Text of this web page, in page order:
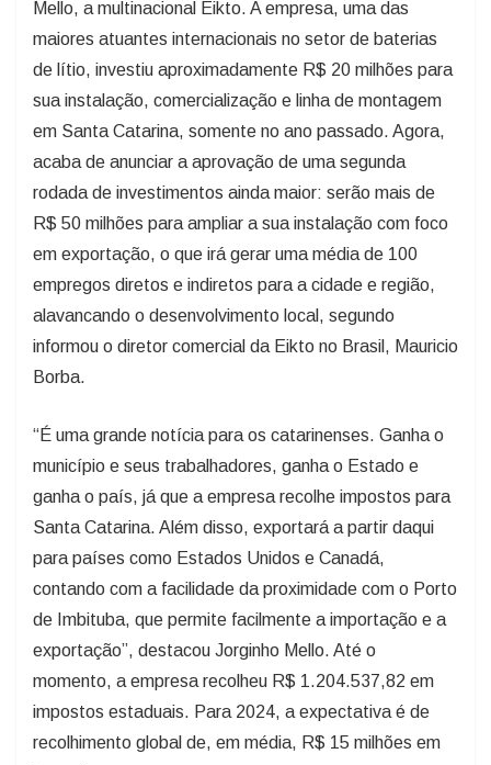
Mello, a multinacional Eikto. A empresa, uma das
maiores atuantes internacionais no setor de baterias
de lítio, investiu aproximadamente R$ 20 milhões para
sua instalação, comercialização e linha de montagem
em Santa Catarina, somente no ano passado. Agora,
acaba de anunciar a aprovação de uma segunda
rodada de investimentos ainda maior: serão mais de
R$ 50 milhões para ampliar a sua instalação com foco
em exportação, o que irá gerar uma média de 100
empregos diretos e indiretos para a cidade e região,
alavancando o desenvolvimento local, segundo
informou o diretor comercial da Eikto no Brasil, Mauricio
Borba.
“É uma grande notícia para os catarinenses. Ganha o
município e seus trabalhadores, ganha o Estado e
ganha o país, já que a empresa recolhe impostos para
Santa Catarina. Além disso, exportará a partir daqui
para países como Estados Unidos e Canadá,
contando com a facilidade da proximidade com o Porto
de Imbituba, que permite facilmente a importação e a
exportação”, destacou Jorginho Mello. Até o
momento, a empresa recolheu R$ 1.204.537,82 em
impostos estaduais. Para 2024, a expectativa é de
recolhimento global de, em média, R$ 15 milhões em